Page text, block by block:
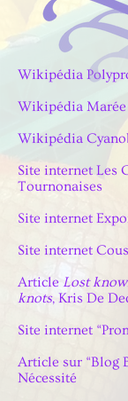
Wikipédia
Wikipédia Marée
Wikipédia
Site internet Les
Tournonaises
Site internet
Site internet
Article Lost
knots, Kris De
Site internet
Article sur “Blog
Nécessité